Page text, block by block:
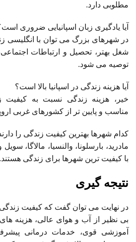
مطلوبی دارد.
آیا یادگیری زبان اسپانیایی ضروری
در شهرهای بزرگ می توان با انگلیسی
شغل بهتر، تحصیل و ارتباطات اجتماعی،
توصیه می شود.
آیا هزینه زندگی در اسپانیا بالا است؟
خیر، هزینه زندگی نسبت به کیفیت
مناسب و پایین تر از کشورهای غربی
کدام شهرها بهترین کیفیت زندگی را
مادرید، بارسلونا، والنسیا، مالاگا،
با کیفیت ترین شهرها برای زندگی هستند.
نتیجه گیری
در نهایت می توان گفت که کیفیت زندگی
بی نظیر از آب و هوای عالی، هزینه
آموزشی قوی، خدمات درمانی